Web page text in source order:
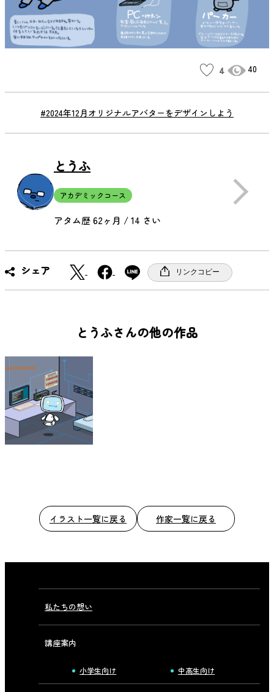
#2024年12月オリジナルアバターをデザインしよう
4 40
とうふ
アカデミックコース
アタム歴 62ヶ月 / 14 さい
シェア
a
c
o
リンクコピー
とうふさんの他の作品
イラスト一覧に戻る 作家一覧に戻る
私たちの想い
講座案内
小学生向け 中高生向け